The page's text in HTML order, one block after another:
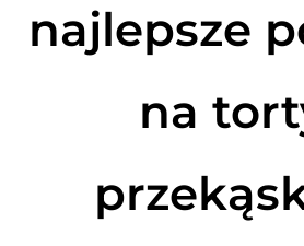
najlepsze
na